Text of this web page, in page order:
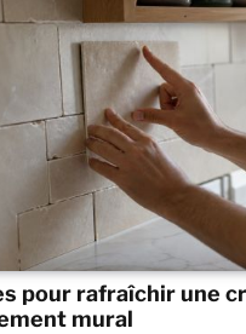
pour rafraîchir une
mural